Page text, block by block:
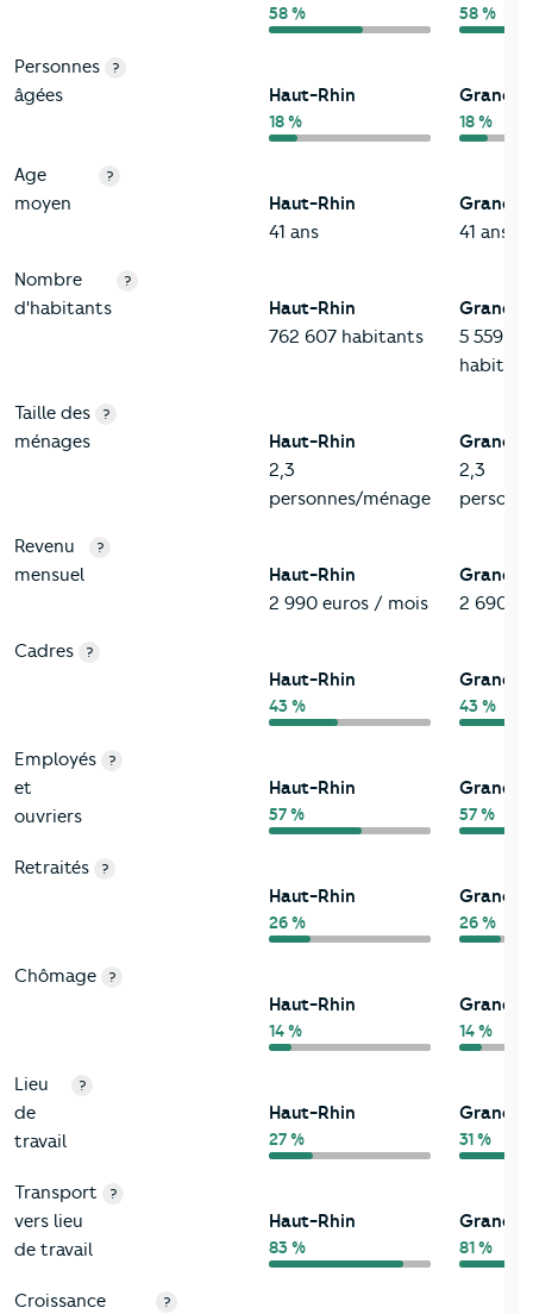
58 % 58 %
Personnes
âgées
?
Haut-Rhin
18 %
Grand-
18 %
Age
moyen
?
Haut-Rhin
41 ans
Grand-
41 ans
Nombre
d'habitants
?
Haut-Rhin
762 607 habitants
Grand-
5 559
Taille des
ménages
?
Haut-Rhin
2,3
personnes/ménage
Grand-
2,3
Revenu
mensuel
?
Haut-Rhin
2 990 euros / mois
Grand-
2 690
Cadres ?
Haut-Rhin
43 %
Grand-
43 %
Employés
et
ouvriers
?
Haut-Rhin
57 %
Grand-
57 %
Retraités ?
Haut-Rhin
26 %
Grand-
26 %
Chômage ?
Haut-Rhin
14 %
Grand-
14 %
Lieu
de
travail
?
Haut-Rhin
27 %
Grand-
31 %
Transport
vers lieu
de travail
?
Haut-Rhin
83 %
Grand-
81 %
Croissance
?